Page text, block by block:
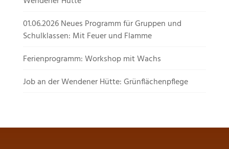
01.06.2026 Neues Programm für Gruppen und
Schulklassen: Mit Feuer und Flamme
Ferienprogramm: Workshop mit Wachs
Job an der Wendener Hütte: Grünflächenpflege